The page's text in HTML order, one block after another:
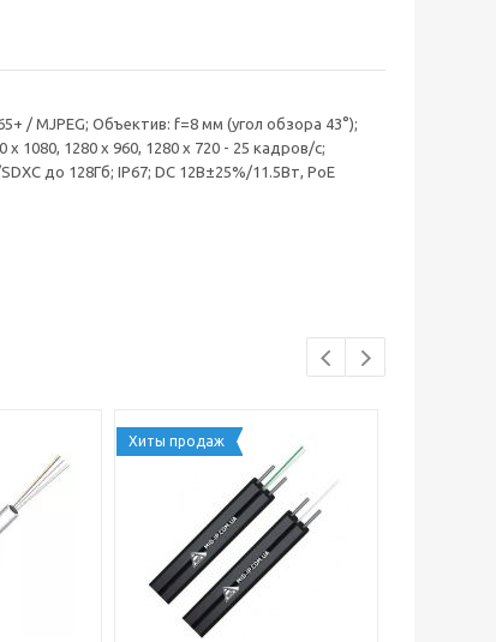
/ MJPEG; Объектив: f=8 мм (угол обзора 43°);
1080, 1280 x 960, 1280 x 720 - 25 кадров/с;
до 128Гб; IP67; DC 12В±25%/11.5Вт, PoE
Хиты продаж